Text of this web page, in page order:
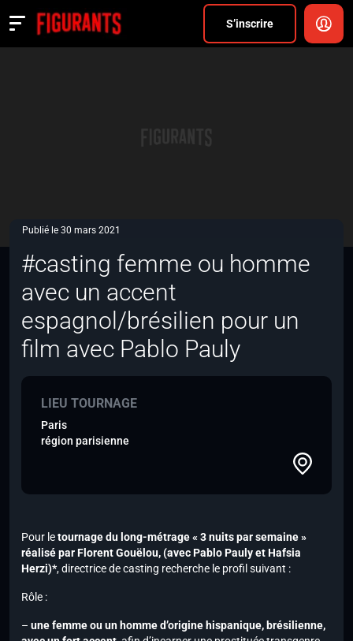
S’inscrire
Actualités
Publié le 30 mars 2021
#casting femme ou homme
avec un accent
espagnol/brésilien pour un
film avec Pablo Pauly
LIEU TOURNAGE
Paris
région parisienne
Pour letournage du long-métrage « 3 nuits par semaine »
réalisé par Florent Gouëlou,(avec Pablo Pauly et Hafsia
Herzi)*, directrice de casting recherche le profil suivant :
Rôle :
– une femme ou un homme d’origine hispanique, brésilienne,